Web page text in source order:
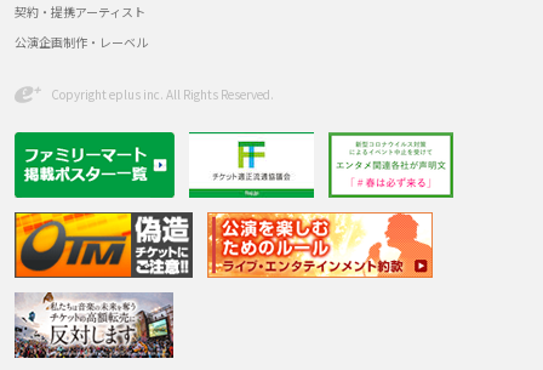
契約・提携アーティスト
公演企画制作・レーベル
Copyright eplus inc. All Rights Reserved.